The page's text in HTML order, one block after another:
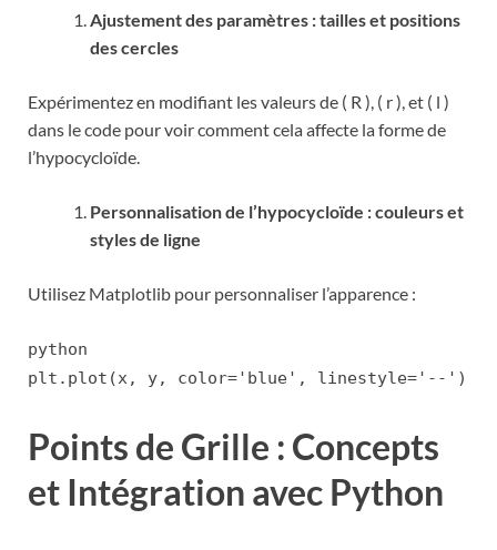
Ajustement des paramètres : tailles et positions
des cercles
Expérimentez en modifiant les valeurs de ( R ), ( r ), et ( l )
dans le code pour voir comment cela affecte la forme de
l’hypocycloïde.
Personnalisation de l’hypocycloïde : couleurs et
styles de ligne
Utilisez Matplotlib pour personnaliser l’apparence :
python
plt.plot(x, y, color='blue', linestyle='--')
Points de Grille : Concepts
et Intégration avec Python